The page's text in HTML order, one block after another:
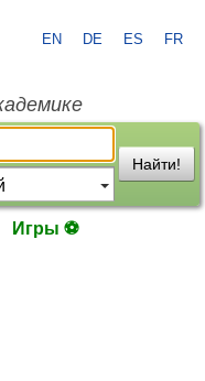
EN DE ES FR
Найти!
Игры ⚽